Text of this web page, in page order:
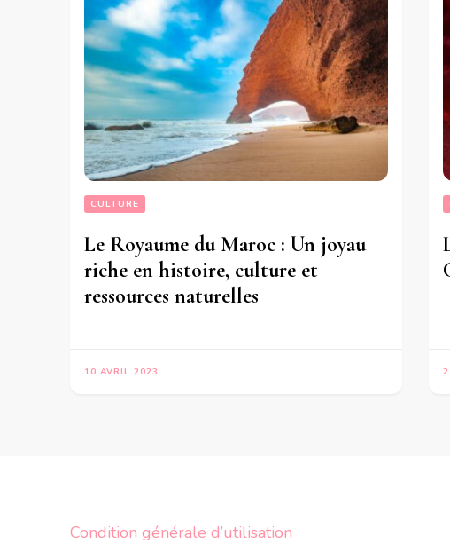
CULTURE
Le Royaume du Maroc : Un joyau
riche en histoire, culture et
ressources naturelles
10 AVRIL 2023
Condition générale d’utilisation